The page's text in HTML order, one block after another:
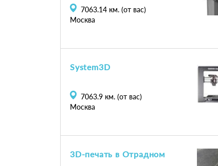
7063.14 км. (от вас)
Москва
System3D
7063.9 км. (от вас)
Москва
3D-печать в Отрадном